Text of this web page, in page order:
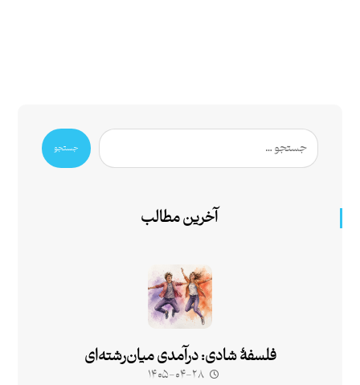
جستجو
آخرین مطالب
فلسفۀ شادی: درآمدی میان‌رشته‌ای
۱۴۰۵-۰۴-۲۸